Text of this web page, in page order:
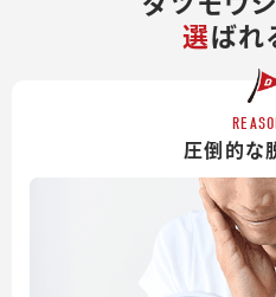
選ばれ
圧倒的な